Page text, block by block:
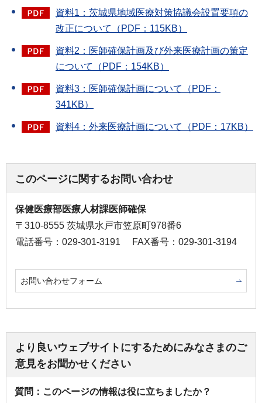
資料1：茨城県地域医療対策協議会設置要項の
改正について（PDF：115KB）
資料2：医師確保計画及び外来医療計画の策定
について（PDF：154KB）
資料3：医師確保計画について（PDF：
341KB）
資料4：外来医療計画について（PDF：17KB）
このページに関するお問い合わせ
保健医療部医療人材課医師確保
〒310-8555 茨城県水戸市笠原町978番6
電話番号：029-301-3191
FAX番号：029-301-3194
お問い合わせフォーム
より良いウェブサイトにするためにみなさまのご
意見をお聞かせください
質問：このページの情報は役に立ちましたか？